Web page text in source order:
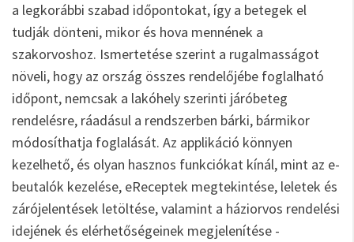
a legkorábbi szabad időpontokat, így a betegek el
tudják dönteni, mikor és hova mennének a
szakorvoshoz. Ismertetése szerint a rugalmasságot
növeli, hogy az ország összes rendelőjébe foglalható
időpont, nemcsak a lakóhely szerinti járóbeteg
rendelésre, ráadásul a rendszerben bárki, bármikor
módosíthatja foglalását. Az applikáció könnyen
kezelhető, és olyan hasznos funkciókat kínál, mint az e-
beutalók kezelése, eReceptek megtekintése, leletek és
zárójelentések letöltése, valamint a háziorvos rendelési
idejének és elérhetőségeinek megjelenítése -